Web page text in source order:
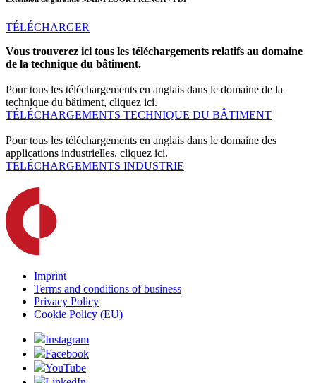
TÉLÉCHARGER
Vous trouverez ici tous les téléchargements relatifs au domaine
de la technique du bâtiment.
Pour tous les téléchargements en anglais dans le domaine de la
technique du bâtiment, cliquez ici.
TÉLÉCHARGEMENTS TECHNIQUE DU BÂTIMENT
Pour tous les téléchargements en anglais dans le domaine des
applications industrielles, cliquez ici.
TÉLÉCHARGEMENTS INDUSTRIE
Imprint
Terms and conditions of business
Privacy Policy
Cookie Policy (EU)
Instagram
Facebook
YouTube